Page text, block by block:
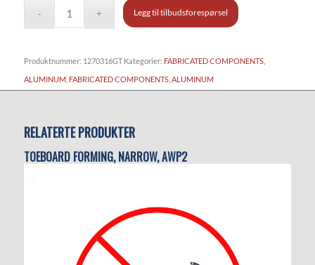
Legg til tilbudsforespørsel
Produktnummer: 1270316GT Kategorier: FABRICATED COMPONENTS,
ALUMINUM, FABRICATED COMPONENTS, ALUMINUM
RELATERTE PRODUKTER
TOEBOARD FORMING, NARROW, AWP2